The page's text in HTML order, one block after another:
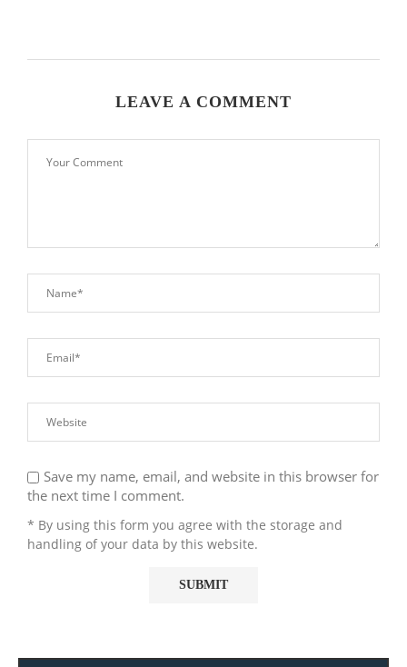
LEAVE A COMMENT
Save my name, email, and website in this browser for
the next time I comment.
* By using this form you agree with the storage and
handling of your data by this website.